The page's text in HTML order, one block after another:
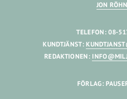
JON
TELEFON: 08-
KUNDTJÄNST:
REDAKTIONEN:
FÖRLAG: